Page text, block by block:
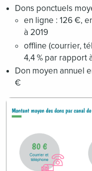
Dons ponctuels
en ligne : 126 €,
à 2019
offline (courrier,
4,4 % par rapport
Don moyen annuel
€